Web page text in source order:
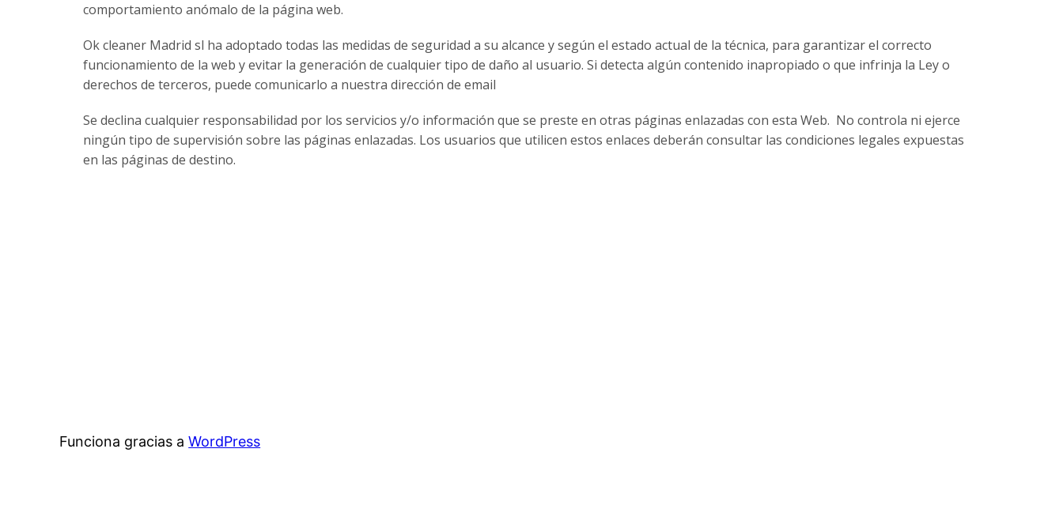
comportamiento anómalo de la página web.
Ok cleaner Madrid sl ha adoptado todas las medidas de seguridad a su alcance y según el estado actual de la técnica, para garantizar el correcto
funcionamiento de la web y evitar la generación de cualquier tipo de daño al usuario. Si detecta algún contenido inapropiado o que infrinja la Ley o
derechos de terceros, puede comunicarlo a nuestra dirección de email
Se declina cualquier responsabilidad por los servicios y/o información que se preste en otras páginas enlazadas con esta Web. No controla ni ejerce
ningún tipo de supervisión sobre las páginas enlazadas. Los usuarios que utilicen estos enlaces deberán consultar las condiciones legales expuestas
en las páginas de destino.
Funciona gracias aWordPress